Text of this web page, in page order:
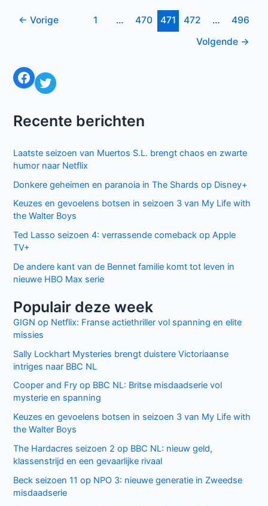
TV
Bericht
← Vorige 1 … 470 471 472 …
496
Volgende →
Facebook Twitter
Recente berichten
Laatste seizoen van Muertos S.L. brengt chaos en zwarte
humor naar Netflix
Donkere geheimen en paranoia in The Shards op Disney+
Keuzes en gevoelens botsen in seizoen 3 van My Life with
the Walter Boys
Ted Lasso seizoen 4: verrassende comeback op Apple
TV+
De andere kant van de Bennet familie komt tot leven in
nieuwe HBO Max serie
Populair deze week
GIGN op Netflix: Franse actiethriller vol spanning en elite
missies
Sally Lockhart Mysteries brengt duistere Victoriaanse
intriges naar BBC NL
Cooper and Fry op BBC NL: Britse misdaadserie vol
mysterie en spanning
Keuzes en gevoelens botsen in seizoen 3 van My Life with
the Walter Boys
The Hardacres seizoen 2 op BBC NL: nieuw geld,
klassenstrijd en een gevaarlijke rivaal
Beck seizoen 11 op NPO 3: nieuwe generatie in Zweedse
misdaadserie